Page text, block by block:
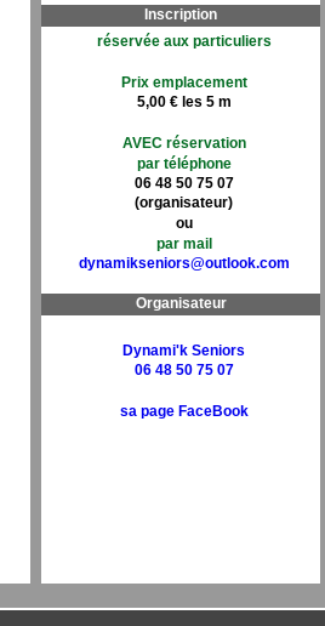
Inscription
réservée aux particuliers
Prix emplacement
5,00 € les 5 m
AVEC réservation
par téléphone
06 48 50 75 07
(organisateur)
ou
par mail
dynamikseniors@outlook.com
Organisateur
Dynami'k Seniors
06 48 50 75 07
sa page FaceBook